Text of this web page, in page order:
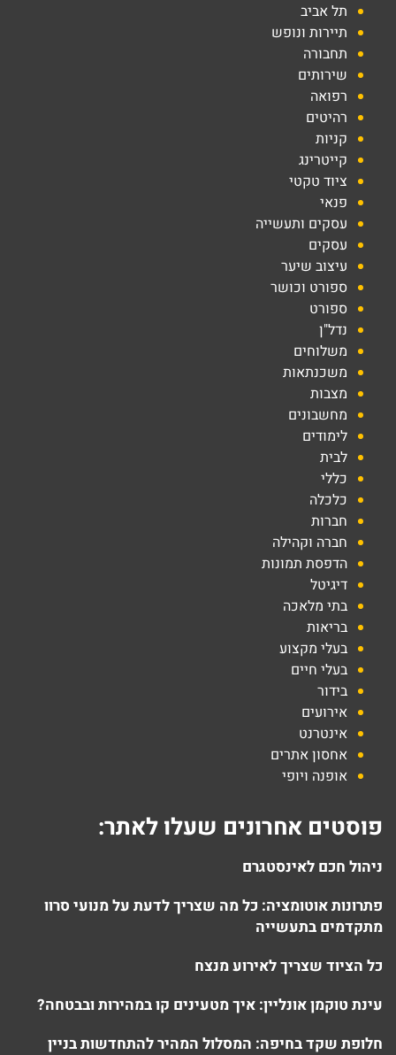
תל אביב
תיירות ונופש
תחבורה
שירותים
רפואה
רהיטים
קניות
קייטרינג
ציוד טקטי
פנאי
עסקים ותעשייה
עסקים
עיצוב שיער
ספורט וכושר
ספורט
נדל"ן
משלוחים
משכנתאות
מצבות
מחשבונים
לימודים
לבית
כללי
כלכלה
חברות
חברה וקהילה
הדפסת תמונות
דיגיטל
בתי מלאכה
בריאות
בעלי מקצוע
בעלי חיים
בידור
אירועים
אינטרנט
אחסון אתרים
אופנה ויופי
פוסטים אחרונים שעלו לאתר:
ניהול חכם לאינסטגרם
פתרונות אוטומציה: כל מה שצריך לדעת על מנועי סרוו
מתקדמים בתעשייה
כל הציוד שצריך לאירוע מנצח
עינת טוקמן אונליין: איך מטעינים קו במהירות ובבטחה?
חלופת שקד בחיפה: המסלול המהיר להתחדשות בניין